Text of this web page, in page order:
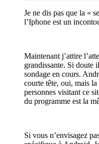
Je ne dis pas que la «
l’Iphone est un
Maintenant j’attire
grandissante. Si doute
sondage en cours.
courte tête, oui, mais
personnes visitant ce
du programme est la
Si vous n’envisagez